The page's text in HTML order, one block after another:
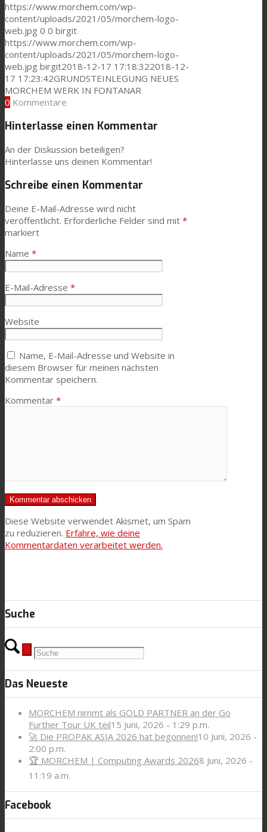
https://www.morchem.com/wp-
content/uploads/2021/05/morchem-logo-
web.jpg 0 0 birgit
https://www.morchem.com/wp-
content/uploads/2021/05/morchem-logo-
web.jpg birgit2018-12-17 17:18:322018-12-
17 17:23:42GRUNDSTEINLEGUNG NEUES
MORCHEM WERK IN FONTANAR
0 Kommentare
Hinterlasse einen Kommentar
An der Diskussion beteiligen?
Hinterlasse uns deinen Kommentar!
Schreibe einen Kommentar
Deine E-Mail-Adresse wird nicht
veröffentlicht. Erforderliche Felder sind mit *
markiert
Name *
E-Mail-Adresse *
Website
Name, E-Mail-Adresse und Website in
diesem Browser für meinen nächsten
Kommentar speichern.
Kommentar *
Diese Website verwendet Akismet, um Spam
zu reduzieren. Erfahre, wie deine
Kommentardaten verarbeitet werden.
Suche
Das Neueste
MORCHEM nimmt als GOLD PARTNER an der Go
Further Tour UK teil15 Juni, 2026 - 1:29 p.m.
🚀 Die PROPAK ASIA 2026 hat begonnen!10 Juni, 2026 -
2:00 p.m.
🏆 MORCHEM | Computing Awards 20268 Juni, 2026 -
11:19 a.m.
Facebook